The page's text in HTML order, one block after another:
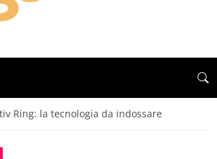
Ring: la tecnologia da indossare